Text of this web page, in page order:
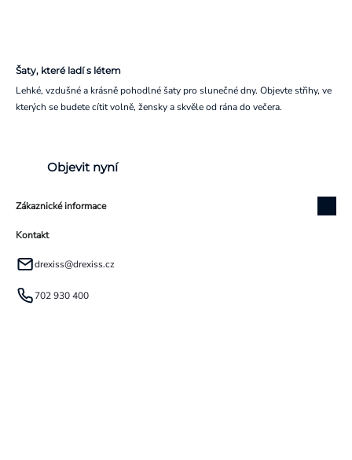
Šaty, které ladí s létem
Lehké, vzdušné a krásně pohodlné šaty pro slunečné dny. Objevte střihy, ve
kterých se budete cítit volně, žensky a skvěle od rána do večera.
Objevit nyní
Zákaznické informace
Kontakt
drexiss@drexiss.cz
702 930 400